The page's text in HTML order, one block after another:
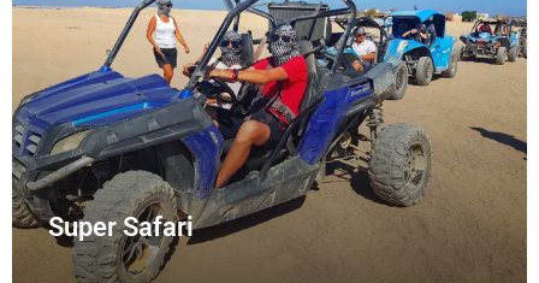
Super Safari